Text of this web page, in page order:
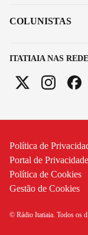
ITATIAIA NAS
COLUNISTAS
Política de
Portal de Privacidade
Política de Cookies
Gestão de Cookies
© Rádio Itatiaia. Todos os